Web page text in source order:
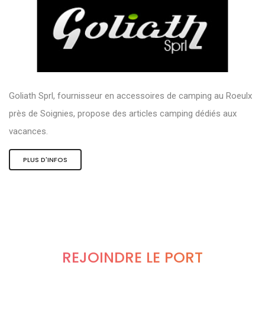
Goliath Sprl, fournisseur en accessoires de camping au Roeulx
près de Soignies, propose des articles camping dédiés aux
vacances.
PLUS D'INFOS
REJOINDRE LE PORT